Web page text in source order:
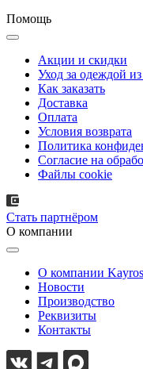
Помощь
Акции и скидки
Уход за одеждой из
Как заказать
Доставка
Оплата
Условия возврата
Политика
Согласие на
Файлы cookie
Стать партнёром
О компании
О компании Kayros
Новости
Производство
Реквизиты
Контакты